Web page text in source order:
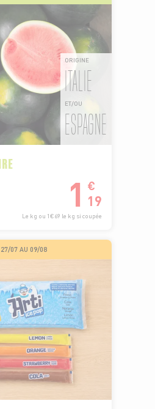
ORIGINE
ITALIE
ET/OU
ESPAGNE
1 €
19
Le kg ou 1€69 le kg si coupée
27/07 AU 09/08